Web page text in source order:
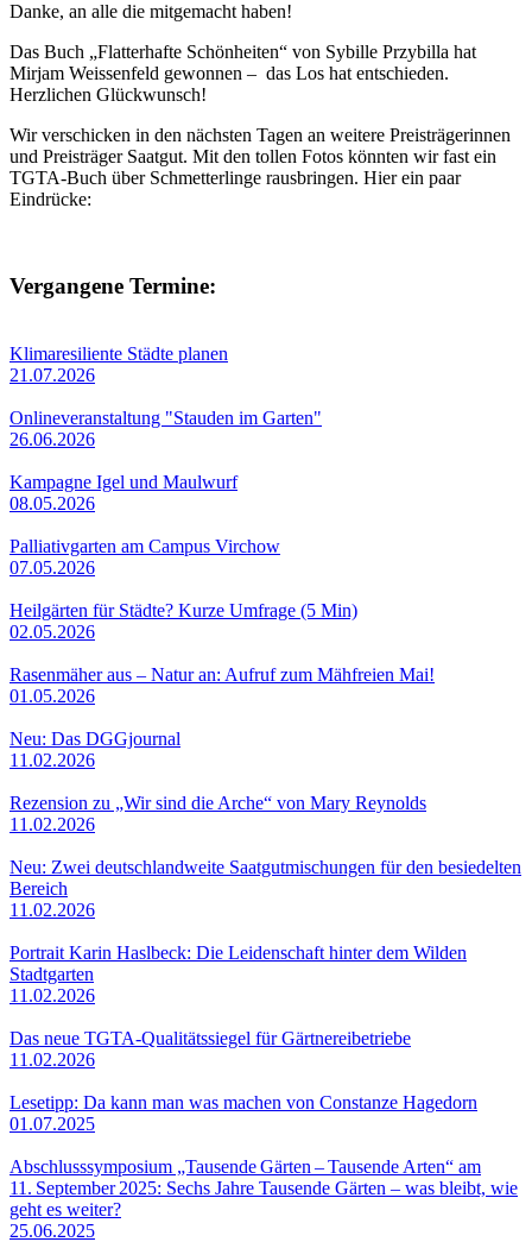
Danke, an alle die mitgemacht haben!
Das Buch „Flatterhafte Schönheiten“ von Sybille Przybilla hat
Mirjam Weissenfeld gewonnen – das Los hat entschieden.
Herzlichen Glückwunsch!
Wir verschicken in den nächsten Tagen an weitere Preisträgerinnen
und Preisträger Saatgut. Mit den tollen Fotos könnten wir fast ein
TGTA-Buch über Schmetterlinge rausbringen. Hier ein paar
Eindrücke:
Vergangene Termine:
Klimaresiliente Städte planen
21.07.2026
Onlineveranstaltung "Stauden im Garten"
26.06.2026
Kampagne Igel und Maulwurf
08.05.2026
Palliativgarten am Campus Virchow
07.05.2026
Heilgärten für Städte? Kurze Umfrage (5 Min)
02.05.2026
Rasenmäher aus – Natur an: Aufruf zum Mähfreien Mai!
01.05.2026
Neu: Das DGGjournal
11.02.2026
Rezension zu „Wir sind die Arche“ von Mary Reynolds
11.02.2026
Neu: Zwei deutschlandweite Saatgutmischungen für den besiedelten
Bereich
11.02.2026
Portrait Karin Haslbeck: Die Leidenschaft hinter dem Wilden
Stadtgarten
11.02.2026
Das neue TGTA-Qualitätssiegel für Gärtnereibetriebe
11.02.2026
Lesetipp: Da kann man was machen von Constanze Hagedorn
01.07.2025
Abschlusssymposium „Tausende Gärten – Tausende Arten“ am
11. September 2025: Sechs Jahre Tausende Gärten – was bleibt, wie
geht es weiter?
25.06.2025